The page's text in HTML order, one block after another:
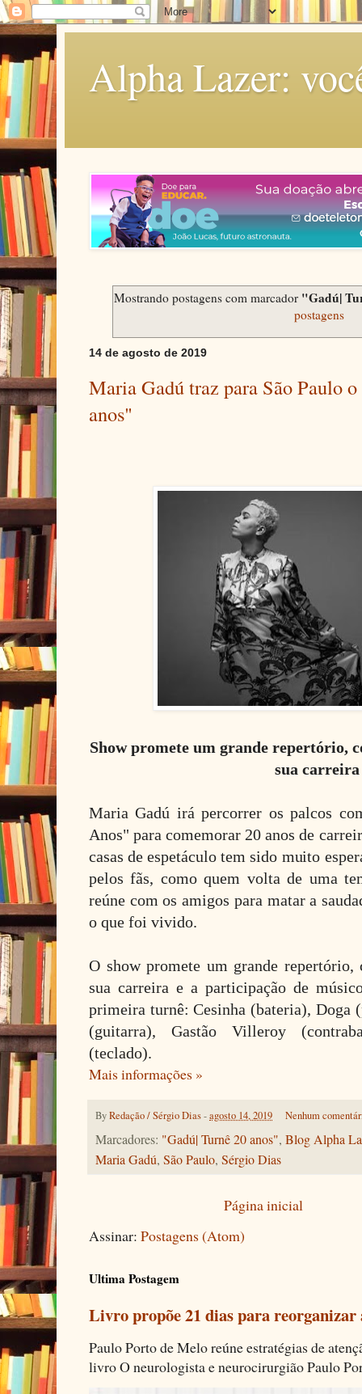
Alpha Lazer:
Mostrando postagens com marcador "Gadú|
postagens
14 de agosto de 2019
Maria Gadú traz para São Paulo
anos"
Show promete um grande repertório,
sua carreira
Maria Gadú irá percorrer os palcos
Anos" para comemorar 20 anos de
casas de espetáculo tem sido muito
pelos fãs, como quem volta de uma
reúne com os amigos para matar a
o que foi vivido.
O show promete um grande repertório,
sua carreira e a participação de
primeira turnê: Cesinha (bateria), Doga
(guitarra), Gastão Villeroy
(teclado).
Mais informações »
ByRedação / Sérgio Dias-agosto 14, 2019 Nenhum
Marcadores: "Gadú| Turnê 20 anos", Blog Alpha
Maria Gadú, São Paulo, Sérgio Dias
Página inicial
Assinar: Postagens (Atom)
Ultima Postagem
Livro propõe 21 dias para
Paulo Porto de Melo reúne estratégias de
livro O neurologista e neurocirurgião Paulo